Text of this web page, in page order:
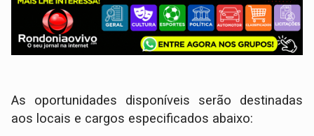
As oportunidades disponíveis serão destinadas
aos locais e cargos especificados abaixo: